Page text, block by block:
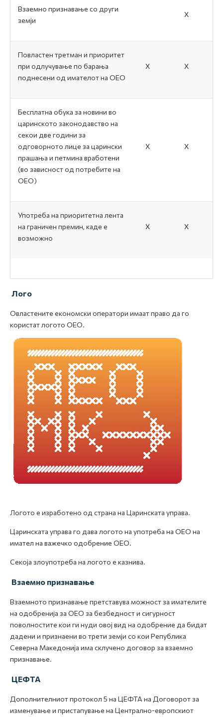
Взаемно признавање со други
земји
Х
Повластен третман и приоритет
при одлучување по барања
поднесени од имателот на ОЕО
Х Х
Бесплатна обука за новини во
царинското законодавство на
секои две години за
одговорното лице за царински
прашања и петмина вработени
(во зависност од потребите на
ОЕО)
Х Х
Употреба на приоритетна лента
на граничен премин, каде е
возможно
Х Х
Лого
Овластените економски оператори имаат право да го
користат логото ОЕО.
Логото е изработено од страна на Царинската управа.
Царинската управа го дава логото на употреба на ОЕО на
имател на важечко одобрение ОЕО.
Секоја злоупотреба на логото е казнива.
Взаемно признавање
Взаемното признавање претставува можност за имателите
на одобренија за ОЕО за безбедност и сигурност
поволностите кои ги нуди овој вид на одобрение да бидат
дадени и признаени во трети земји со кои Република
Северна Македонија има склучено договор за взаемно
признавање.
ЦЕФТА
Дополнителниот протокол 5 на ЦЕФТА на Договорот за
изменување и пристапување на Централно-европскиот